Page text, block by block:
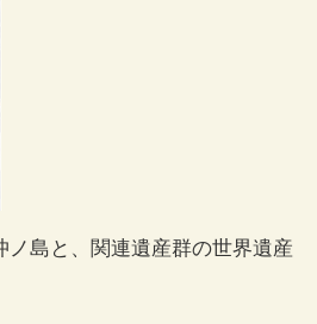
島と、関連遺産群の世界遺産